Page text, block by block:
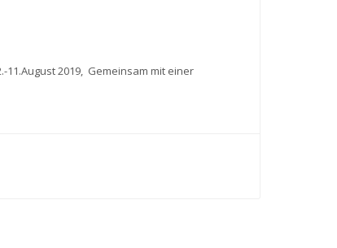
11.August 2019, Gemeinsam mit einer